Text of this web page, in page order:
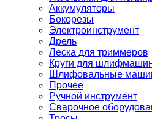
Аккумуляторы
Бокорезы
Электроинструмент
Дрель
Леска для триммеров
Круги для
Шлифовальные
Прочее
Ручной инструмент
Сварочное